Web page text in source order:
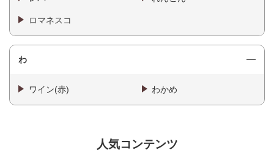
ロマネスコ
わ
ワイン(赤) わかめ
人気コンテンツ